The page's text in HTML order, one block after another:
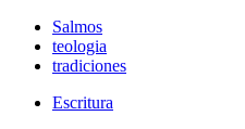
Salmos
teologia
tradiciones
Escritura